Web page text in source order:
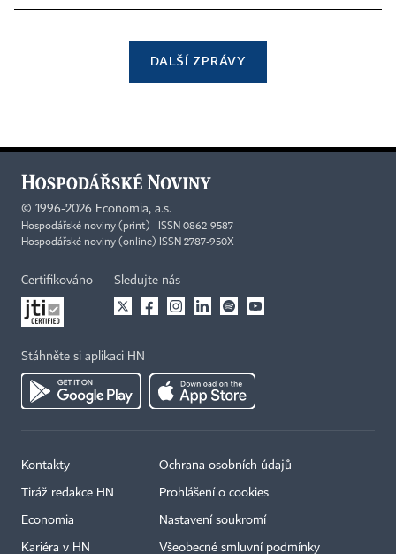
DALŠÍ ZPRÁVY
© 1996-2026 Economia, a.s.
Hospodářské noviny (print) ISSN 0862-9587
Hospodářské noviny (online) ISSN 2787-950X
Certifikováno Sledujte nás
Stáhněte si aplikaci HN
Kontakty
Tiráž redakce HN
Economia
Kariéra v HN
Ochrana osobních údajů
Prohlášení o cookies
Nastavení soukromí
Všeobecné smluvní podmínky